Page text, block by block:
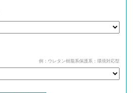
例：ウレタン樹脂系保護系：環境対応型